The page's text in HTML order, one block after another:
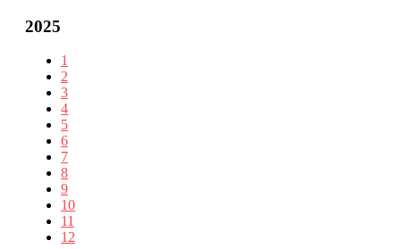
2025
1
2
3
4
5
6
7
8
9
10
11
12